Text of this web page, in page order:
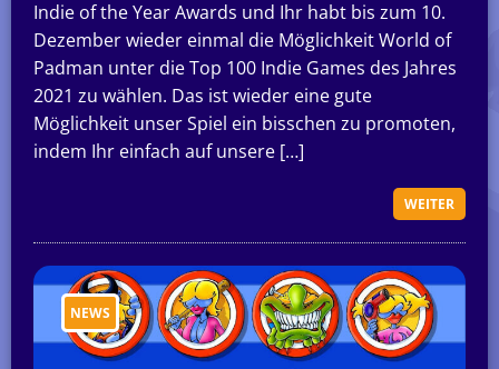
Indie of the Year Awards und Ihr habt bis zum 10.
Dezember wieder einmal die Möglichkeit World of
Padman unter die Top 100 Indie Games des Jahres
2021 zu wählen. Das ist wieder eine gute
Möglichkeit unser Spiel ein bisschen zu promoten,
indem Ihr einfach auf unsere […]
WEITER
NEWS